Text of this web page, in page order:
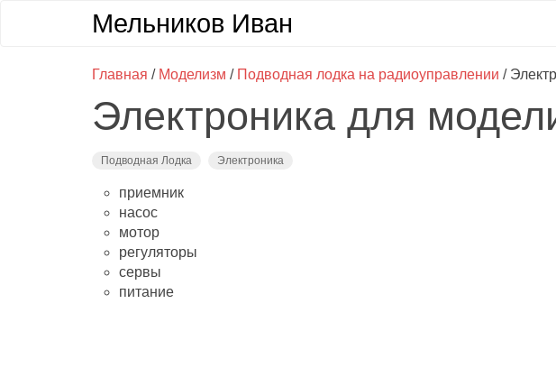
Мельников Иван
Главная / Моделизм / Подводная лодка на радиоуправлении /
Электроника для
Подводная Лодка Электроника
приемник
насос
мотор
регуляторы
сервы
питание